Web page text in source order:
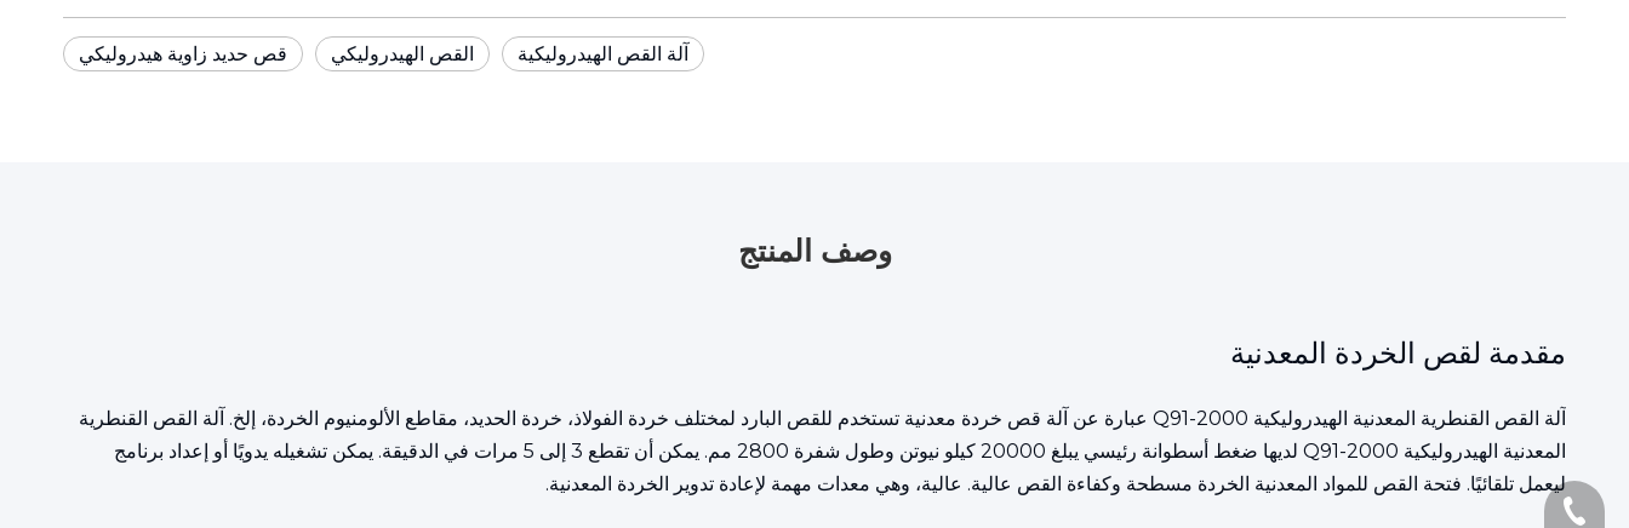
قص حديد زاوية هيدروليكي القص الهيدروليكي آلة القص الهيدروليكية
وصف المنتج
مقدمة لقص الخردة المعدنية
آلة القص القنطرية المعدنية الهيدروليكية Q91-2000 عبارة عن آلة قص خردة معدنية تستخدم للقص البارد لمختلف خردة الفولاذ، خردة الحديد، مقاطع الألومنيوم الخردة، إلخ. آلة القص القنطرية
المعدنية الهيدروليكية Q91-2000 لديها ضغط أسطوانة رئيسي يبلغ 20000 كيلو نيوتن وطول شفرة 2800 مم. يمكن أن تقطع 3 إلى 5 مرات في الدقيقة. يمكن تشغيله يدويًا أو إعداد برنامج
ليعمل تلقائيًا. فتحة القص للمواد المعدنية الخردة مسطحة وكفاءة القص عالية. عالية، وهي معدات مهمة لإعادة تدوير الخردة المعدنية.
+86-